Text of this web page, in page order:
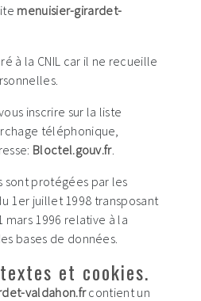
menuisier-girardet-
à la CNIL car il ne recueille
inscrire sur la liste
téléphonique,
Bloctel.gouv.fr.
sont protégées par les
1er juillet 1998 transposant
1996 relative à la
bases de données.
et cookies.
valdahon.frcontient un